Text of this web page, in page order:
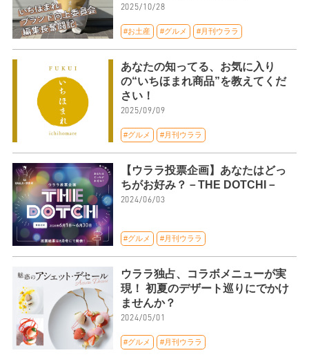
2025/10/28
#お土産 #グルメ #月刊ウララ
あなたの知ってる、お気に入り
の“いちほまれ商品”を教えてくだ
さい！
2025/09/09
#グルメ #月刊ウララ
【ウララ投票企画】あなたはどっ
ちがお好み？－THE DOTCHI－
2024/06/03
#グルメ #月刊ウララ
ウララ独占、コラボメニューが実
現！ 初夏のデザート巡りにでかけ
ませんか？
2024/05/01
#グルメ #月刊ウララ